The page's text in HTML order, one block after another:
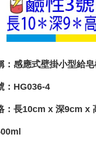
：感應式壁掛小型給
：HG036-4
：長10cm x 深9cm x